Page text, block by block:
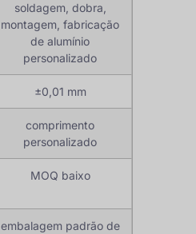
soldagem, dobra,
montagem, fabricação
de alumínio
personalizado
±0,01 mm
comprimento
personalizado
MOQ baixo
embalagem padrão de